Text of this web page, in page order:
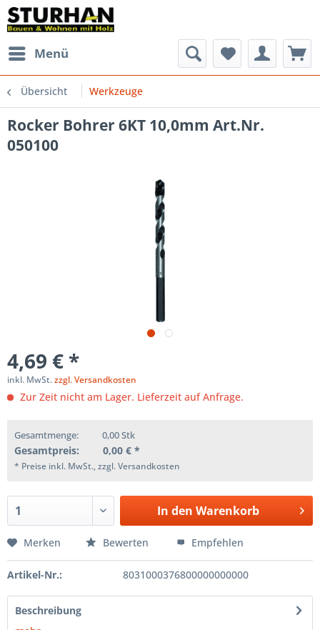
Menü
Übersicht Werkzeuge
Rocker Bohrer 6KT 10,0mm Art.Nr.
050100
4,69 € *
inkl. MwSt.zzgl. Versandkosten
Zur Zeit nicht am Lager. Lieferzeit auf Anfrage.
Gesamtmenge: 0,00Stk
Gesamtpreis: 0,00 € *
* Preise inkl. MwSt., zzgl. Versandkosten
In den Warenkorb
Merken Bewerten Empfehlen
Artikel-Nr.: 8031000376800000000000
Beschreibung